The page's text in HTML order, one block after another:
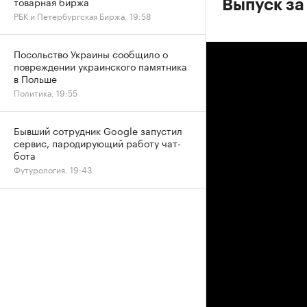
Выпуск
РБК и Петербургская Биржа, 19:58
Посольство Украины сообщило о
повреждении украинского памятника
в Польше
Политика, 19:55
Бывший сотрудник Google запустил
сервис, пародирующий работу чат-
бота
Футурология, 19:43